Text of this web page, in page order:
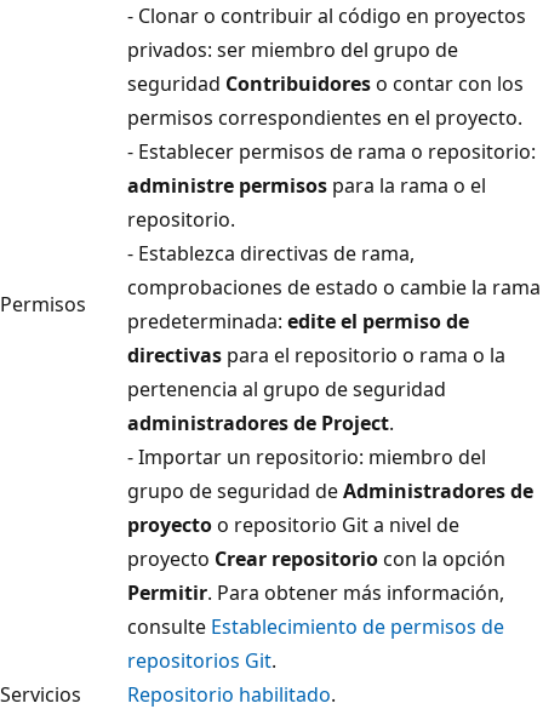
Permisos
- Clonar o contribuir al código en proyectos
privados: ser miembro del grupo de
seguridad Contribuidoreso contar con los
permisos correspondientes en el proyecto.
- Establecer permisos de rama o repositorio:
administre permisos para la rama o el
repositorio.
- Establezca directivas de rama,
comprobaciones de estado o cambie la rama
predeterminada: edite el permiso de
directivas para el repositorio o rama o la
pertenencia al grupo de seguridad
administradores de Project.
- Importar un repositorio: miembro del
grupo de seguridad deAdministradores de
proyectoo repositorio Git a nivel de
proyecto Crear repositoriocon la opción
Permitir. Para obtener más información,
consulte Establecimiento de permisos de
repositorios Git.
Servicios
Repositorio habilitado.